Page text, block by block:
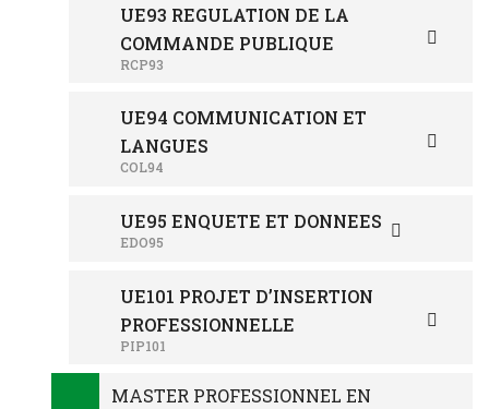
UE93 REGULATION DE LA
COMMANDE PUBLIQUE
RCP93
UE94 COMMUNICATION ET
LANGUES
COL94
UE95 ENQUETE ET DONNEES
EDO95
UE101 PROJET D’INSERTION
PROFESSIONNELLE
PIP101
MASTER PROFESSIONNEL EN